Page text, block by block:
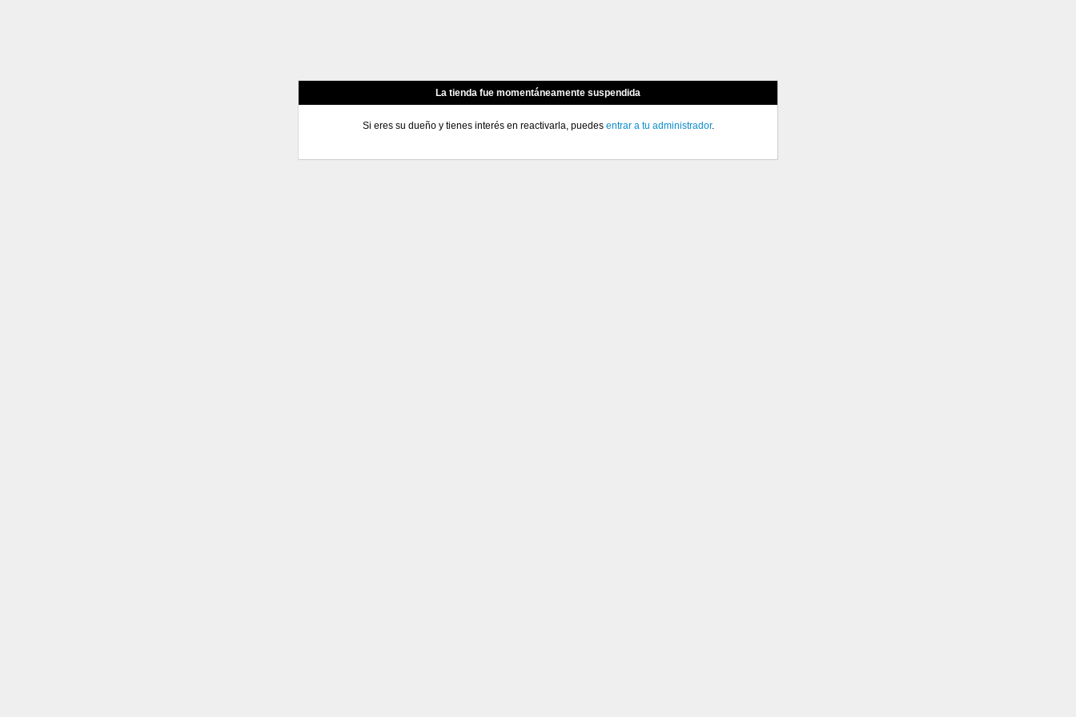
La tienda fue momentáneamente suspendida
Si eres su dueño y tienes interés en reactivarla, puedes entrar a tu administrador.